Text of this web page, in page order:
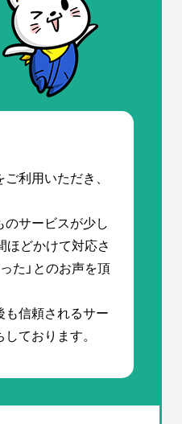
ご利用いただき、
サービスが少し
どかけて対応さ
た」とのお声を頂
信頼されるサー
ております。